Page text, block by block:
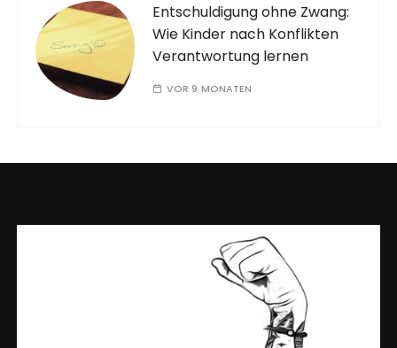
Entschuldigung ohne Zwang:
Wie Kinder nach Konflikten
Verantwortung lernen
VOR 9 MONATEN